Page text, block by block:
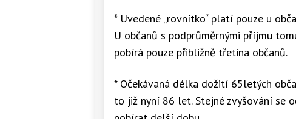
1998
139
Kč
Kč
* Uvedené „rovnítko“ platí pouze u
U občanů s podprůměrnými příjmu
pobírá pouze přibližně třetina občanů.
* Očekávaná délka dožití 65letých
to již nyní 86 let. Stejné zvyšování se